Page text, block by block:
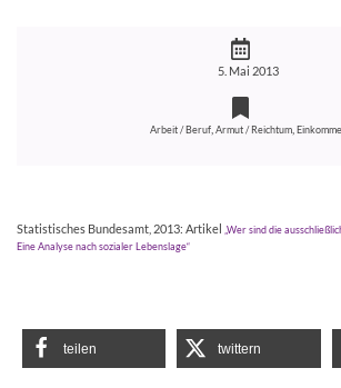
5. Mai 2013
Arbeit / Beruf Armut / Reichtum
Statistisches Bundesamt, 2013: Artikel
„Wer sind die
Eine Analyse nach sozialer Lebenslage“
teilen twittern